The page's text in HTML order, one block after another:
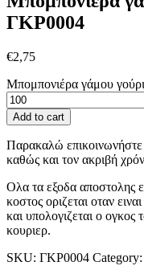
ΓΚΡ0004
€2,75
Μπομπονιέρα γάμου
Add to cart
Παρακαλώ επικοινωνήστε
καθώς και τον ακριβή
Ολα τα εξοδα αποστολης
κοστος οριζεται οταν
και υπολογιζεται ο
κουριερ.
SKU: ΓΚΡ0004 Category: